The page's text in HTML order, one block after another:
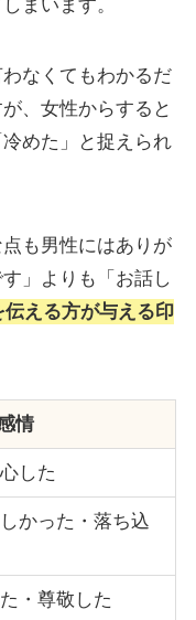
まいます。
なくてもわかるだ
、女性からすると
めた」と捉えられ
も男性にはありが
」よりも「お話し
伝える方が与える印
情
した
かった・落ち込
・尊敬した